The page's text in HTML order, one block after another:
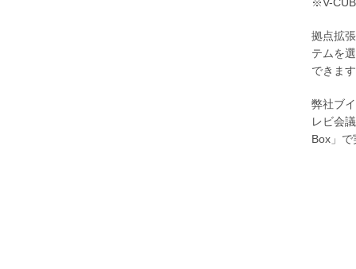
拠点拡
テムを
できま
弊社ブ
レビ会
Box」